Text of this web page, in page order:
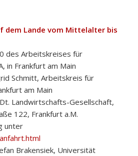
dem Lande vom Mittelalter bis
des Arbeitskreises für
in Frankfurt am Main
Schmitt, Arbeitskreis für
am Main
Landwirtschafts-Gesellschaft,
122, Frankfurt a.M.
unter
Brakensiek, Universität